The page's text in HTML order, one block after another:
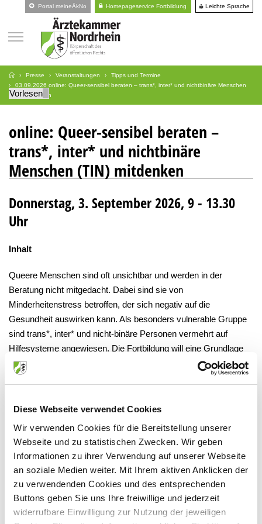
Diese Webseite verwendet Cookies
Wir verwenden Cookies für die Bereitstellung unserer
Webseite und zu statistischen Zwecken. Wir geben
Informationen zu ihrer Verwendung auf unserer Webseite
an soziale Medien weiter. Mit Ihrem aktiven Anklicken der
zu verwendenden Cookies und des entsprechenden
Buttons geben Sie uns Ihre freiwillige und jederzeit
widerrufbare Einwilligung zur Nutzung der jeweiligen
Portal meineÄkNo Homepageservice Fortbildung Leichte Sprache
Presse Veranstaltungen
Tipps und Termine
03.09.2026 online: Queer-sensibel beraten – trans*, inter* und nichtbinäre Menschen
(TIN) mitdenken
Vorlesen
online: Queer-sensibel beraten –
trans*, inter* und nichtbinäre
Menschen (TIN) mitdenken
Donnerstag, 3. September 2026, 9 - 13.30
Uhr
Inhalt
Queere Menschen sind oft unsichtbar und werden in der
Beratung nicht mitgedacht. Dabei sind sie von
Minderheitenstress betroffen, der sich negativ auf die
Gesundheit auswirken kann. Als besonders vulnerable Gruppe
sind trans*, inter* und nicht-binäre Personen vermehrt auf
Hilfesysteme angewiesen. Die Fortbildung will eine Grundlage
für queer inklusive(re) Räume schaffen, damit es im
Beratungskontext nicht zu (weiterer) Diskriminierung kommt.
Ort: online
Veranstalter
Landesvereinigung für Gesundheit und Akademie für